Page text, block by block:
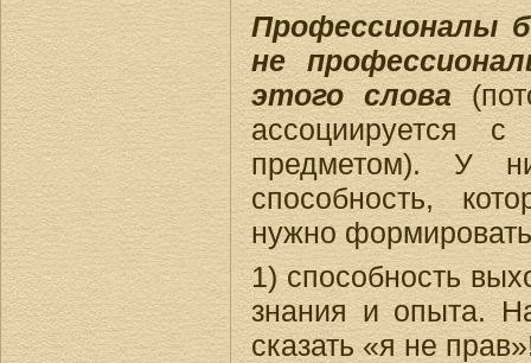
Профессионалы
не
этого слова
ассоциируется
предметом). У
способность,
нужно
1) способность
знания и опыта.
сказать «я не